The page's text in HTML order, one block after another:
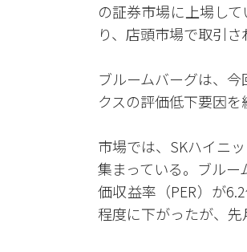
の証券市場に上場し
り、店頭市場で取引
ブルームバーグは、
クスの評価低下要因を
市場では、SKハイニ
集まっている。ブル
価収益率（PER）が
程度に下がったが、先